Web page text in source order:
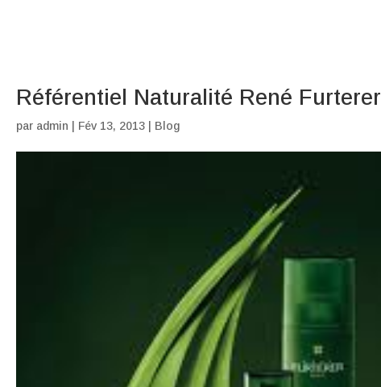
Référentiel Naturalité René Furterer
par admin Fév 13, 2013| Blog